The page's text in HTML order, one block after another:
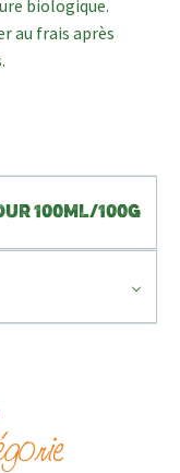
biologique.
au frais après
100ML/100G